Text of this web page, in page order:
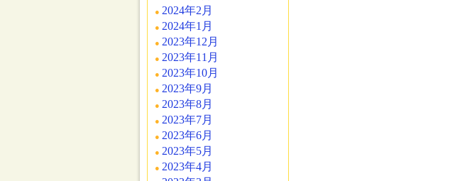
2024年2月
2024年1月
2023年12月
2023年11月
2023年10月
2023年9月
2023年8月
2023年7月
2023年6月
2023年5月
2023年4月